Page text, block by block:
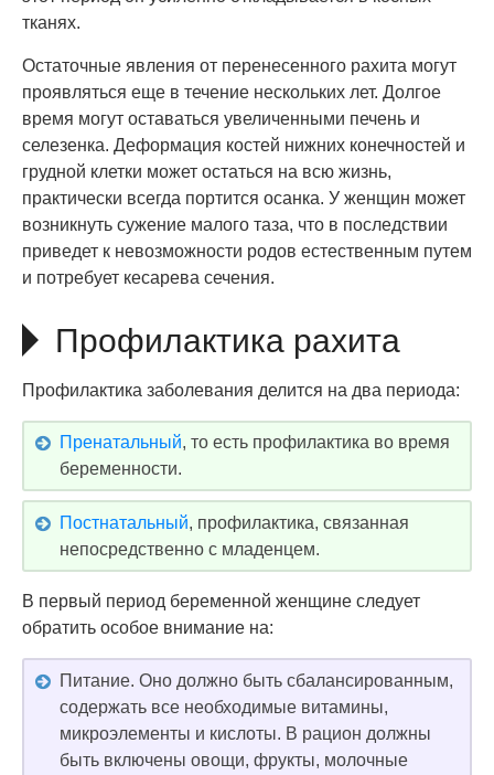
тканях.
Остаточные явления от перенесенного рахита могут
проявляться еще в течение нескольких лет. Долгое
время могут оставаться увеличенными печень и
селезенка. Деформация костей нижних конечностей и
грудной клетки может остаться на всю жизнь,
практически всегда портится осанка. У женщин может
возникнуть сужение малого таза, что в последствии
приведет к невозможности родов естественным путем
и потребует кесарева сечения.
Профилактика рахита
Профилактика заболевания делится на два периода:
Пренатальный, то есть профилактика во время
беременности.
Постнатальный, профилактика, связанная
непосредственно с младенцем.
В первый период беременной женщине следует
обратить особое внимание на:
Питание. Оно должно быть сбалансированным,
содержать все необходимые витамины,
микроэлементы и кислоты. В рацион должны
быть включены овощи, фрукты, молочные